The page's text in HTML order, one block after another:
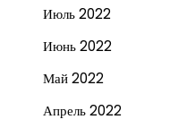
Июль 2022
Июнь 2022
Май 2022
Апрель 2022